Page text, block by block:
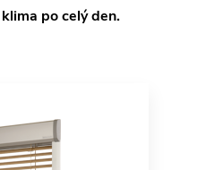
po celý den.